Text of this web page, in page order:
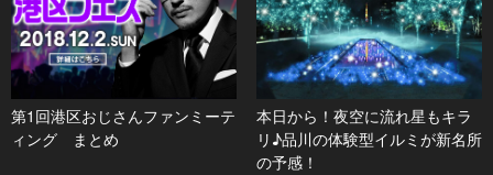
第1回港区おじさんファンミーテ
ィング まとめ
本日から！夜空に流れ星もキラ
リ♪品川の体験型イルミが新名所
の予感！